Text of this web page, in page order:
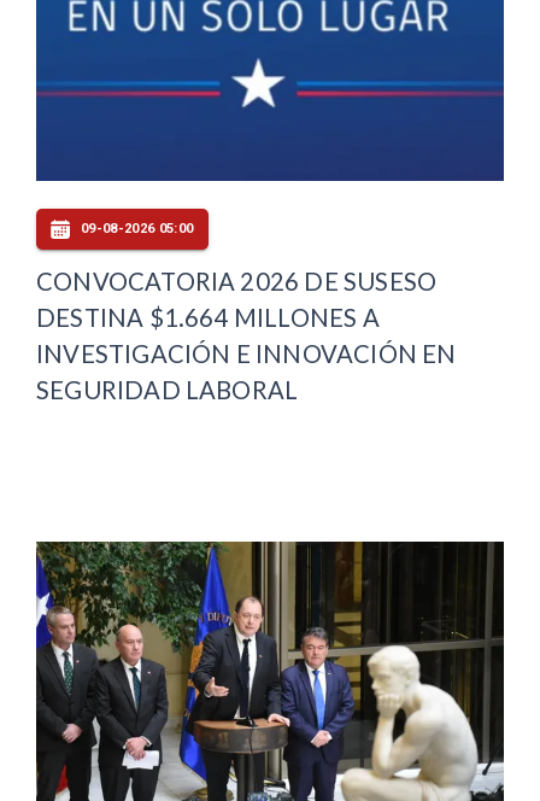
09-08-2026 05:00
CONVOCATORIA 2026 DE SUSESO
DESTINA $1.664 MILLONES A
INVESTIGACIÓN E INNOVACIÓN EN
SEGURIDAD LABORAL